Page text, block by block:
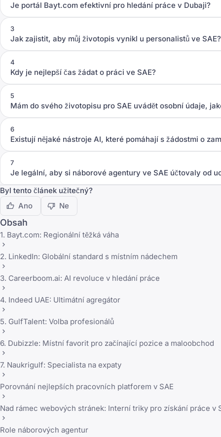
Je portál Bayt.com efektivní pro hledání práce v Dubaji?
3
Jak zajistit, aby můj životopis vynikl u personalistů ve SAE?
4
Kdy je nejlepší čas žádat o práci ve SAE?
5
Mám do svého životopisu pro SAE uvádět osobní údaje,
6
Existují nějaké nástroje AI, které pomáhají s žádostmi o
7
Je legální, aby si náborové agentury ve SAE účtovaly od
Byl tento článek užitečný?
Ano
Ne
Obsah
1. Bayt.com: Regionální těžká váha
2. LinkedIn: Globální standard s místním nádechem
3. Careerboom.ai: AI revoluce v hledání práce
4. Indeed UAE: Ultimátní agregátor
5. GulfTalent: Volba profesionálů
6. Dubizzle: Místní favorit pro začínající pozice a maloobchod
7. Naukrigulf: Specialista na expaty
Porovnání nejlepších pracovních platforem v SAE
Nad rámec webových stránek: Interní triky pro získání práce v
Role náborových agentur